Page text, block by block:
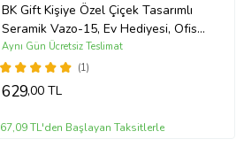
BK Gift Kişiye Özel Çiçek Tasarımlı
Seramik Vazo-15, Ev Hediyesi, Ofis
Hediyesi
(1)
Aynı Gün Ücretsiz Teslimat
629,00 TL
67,09 TL'den Başlayan Taksitlerle